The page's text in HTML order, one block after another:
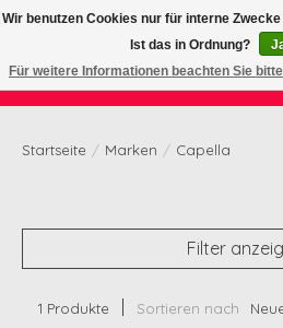
Zertifizierte Qualität zu fairem Preis
Startseite / Marken / Capella
Filter
1 Produkte Sortieren nach
Wir benutzen Cookies nur für interne
Ist das in Ordnung?
Für weitere Informationen beachten Sie